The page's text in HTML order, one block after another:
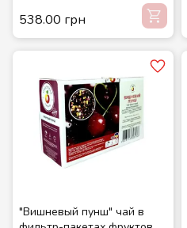
538.00 грн
"Вишневый пунш" чай в